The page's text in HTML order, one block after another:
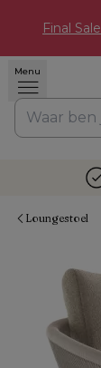
Final Sale
Menu
Loungestoel